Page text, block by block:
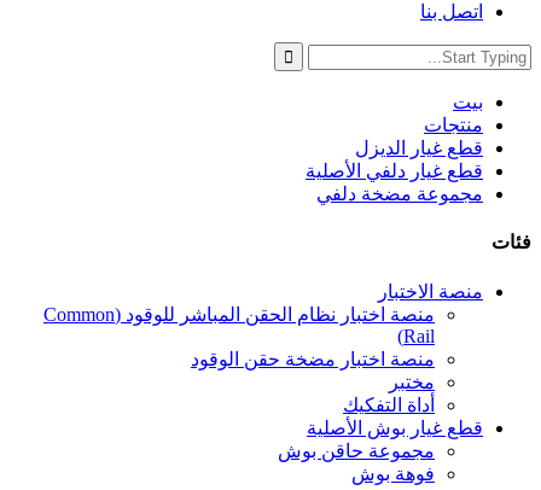
اتصل بنا
بيت
منتجات
قطع غيار الديزل
قطع غيار دلفي الأصلية
مجموعة مضخة دلفي
فئات
منصة الاختبار
منصة اختبار نظام الحقن المباشر للوقود (Common
Rail)
منصة اختبار مضخة حقن الوقود
مختبر
أداة التفكيك
قطع غيار بوش الأصلية
مجموعة حاقن بوش
فوهة بوش